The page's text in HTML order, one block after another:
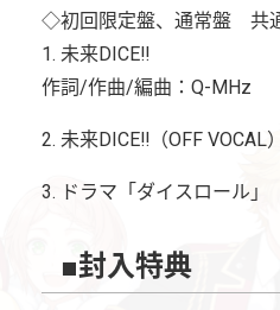
◇初回限定盤、通常盤 共
1. 未来DICE‼
作詞/作曲/編曲：Q-MHz
2. 未来DICE‼（OFF VOCAL
3. ドラマ「ダイスロール」
■封入特典